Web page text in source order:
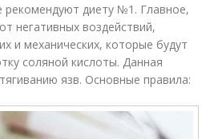
рекомендуют диету №1. Главное,
негативных воздействий,
и механических, которые будут
соляной кислоты. Данная
язв. Основные правила: